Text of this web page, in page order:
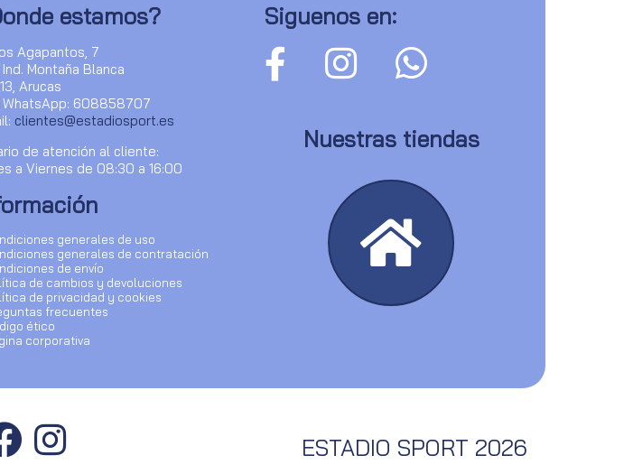
estamos?
Agapantos, 7
Ind. Montaña Blanca
Arucas
WhatsApp: 608858707
clientes@estadiosport.es
de atención al cliente:
a Viernes de 08:30 a 16:00
generales de uso
generales de contratación
de envío
de cambios y devoluciones
de privacidad y cookies
frecuentes
ético
corporativa
Siguenos en:
Nuestras tiendas
ESTADIO SPORT 2026